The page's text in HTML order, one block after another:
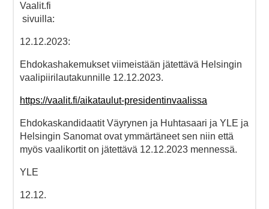
Vaalit.fi
sivuilla:
12.12.2023:
Ehdokashakemukset viimeistään jätettävä Helsingin
vaalipiirilautakunnille 12.12.2023.
https://vaalit.fi/aikataulut-presidentinvaalissa
Ehdokaskandidaatit Väyrynen ja Huhtasaari ja YLE ja
Helsingin Sanomat ovat ymmärtäneet sen niin että
myös vaalikortit on jätettävä 12.12.2023 mennessä.
YLE
12.12.